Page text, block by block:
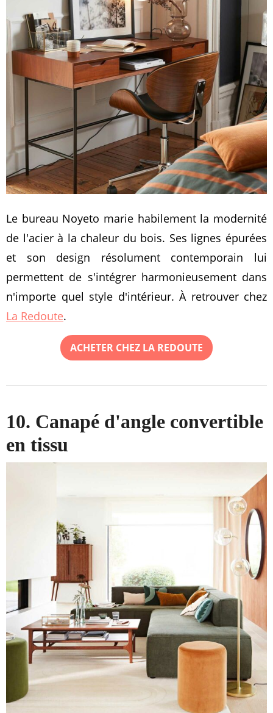
Le bureau Noyeto marie habilement la modernité
de l'acier à la chaleur du bois. Ses lignes épurées
et son design résolument contemporain lui
permettent de s'intégrer harmonieusement dans
n'importe quel style d'intérieur. À retrouver chez
La Redoute.
ACHETER CHEZ LA REDOUTE
10. Canapé d'angle convertible
en tissu